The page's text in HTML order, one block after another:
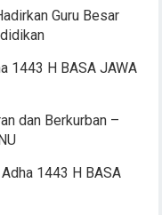
Guru Besar
1443 H BASA JAWA
dan Berkurban –
1443 H BASA